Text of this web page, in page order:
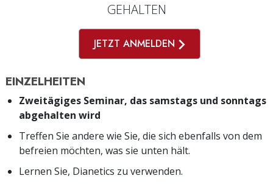
GEHALTEN
JETZT ANMELDEN
EINZELHEITEN
Zweitägiges Seminar, das samstags und sonntags
abgehalten wird
Treffen Sie andere wie Sie, die sich ebenfalls von dem
befreien möchten, was sie unten hält.
Lernen Sie, Dianetics zu verwenden.